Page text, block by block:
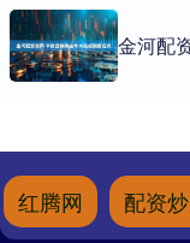
金河配
红腾网 配资